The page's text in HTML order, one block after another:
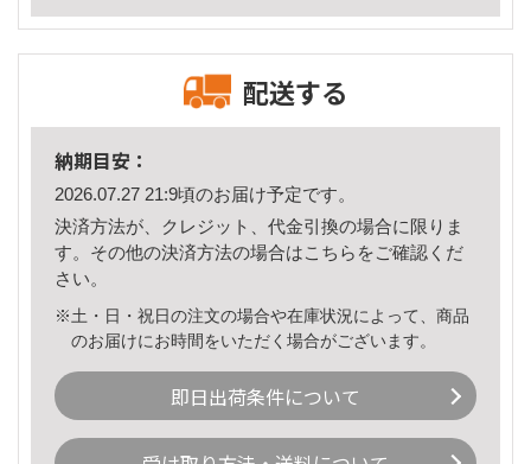
配送する
納期目安：
2026.07.27 21:9頃のお届け予定です。
決済方法が、クレジット、代金引換の場合に限りま
す。その他の決済方法の場合はこちら をご確認くだ
さい。
※土・日・祝日の注文の場合や在庫状況によって、商品
のお届けにお時間をいただく場合がございます。
即日出荷条件について